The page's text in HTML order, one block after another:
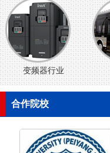
变频器行业
合作院校